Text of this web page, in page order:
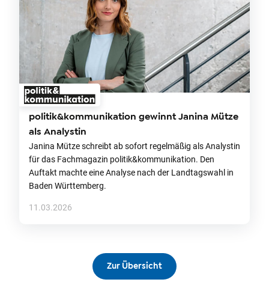
politik&kommunikation gewinnt Janina Mütze
als Analystin
Janina Mütze schreibt ab sofort regelmäßig als Analystin
für das Fachmagazin politik&kommunikation. Den
Auftakt machte eine Analyse nach der Landtagswahl in
Baden Württemberg.
11.03.2026
Zur Übersicht